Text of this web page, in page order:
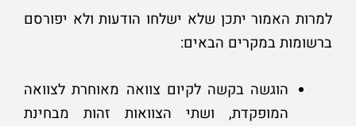
למרות האמור יתכן שלא ישלחו הודעות ולא יפורסם
ברשומות במקרים הבאים:
הוגשה בקשה לקיום צוואה מאוחרת לצוואה
המופקדת, ושתי הצוואות זהות מבחינת